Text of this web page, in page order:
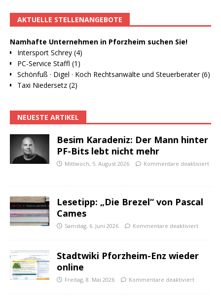
AKTUELLE STELLENANGEBOTE
Namhafte Unternehmen in Pforzheim suchen Sie!
Intersport Schrey (4)
PC-Service Staffl (1)
Schönfuß · Digel · Koch Rechtsanwälte und Steuerberater (6)
Taxi Niedersetz (2)
NEUESTE ARTIKEL
Besim Karadeniz: Der Mann hinter
PF-Bits lebt nicht mehr
Mittwoch, 5. August 2026 Kommentare deaktiviert
Lesetipp: „Die Brezel“ von Pascal
Cames
Samstag, 6. Juni 2026 Kommentare deaktiviert
Stadtwiki Pforzheim-Enz wieder
online
Freitag, 8. Mai 2026 Kommentare deaktiviert